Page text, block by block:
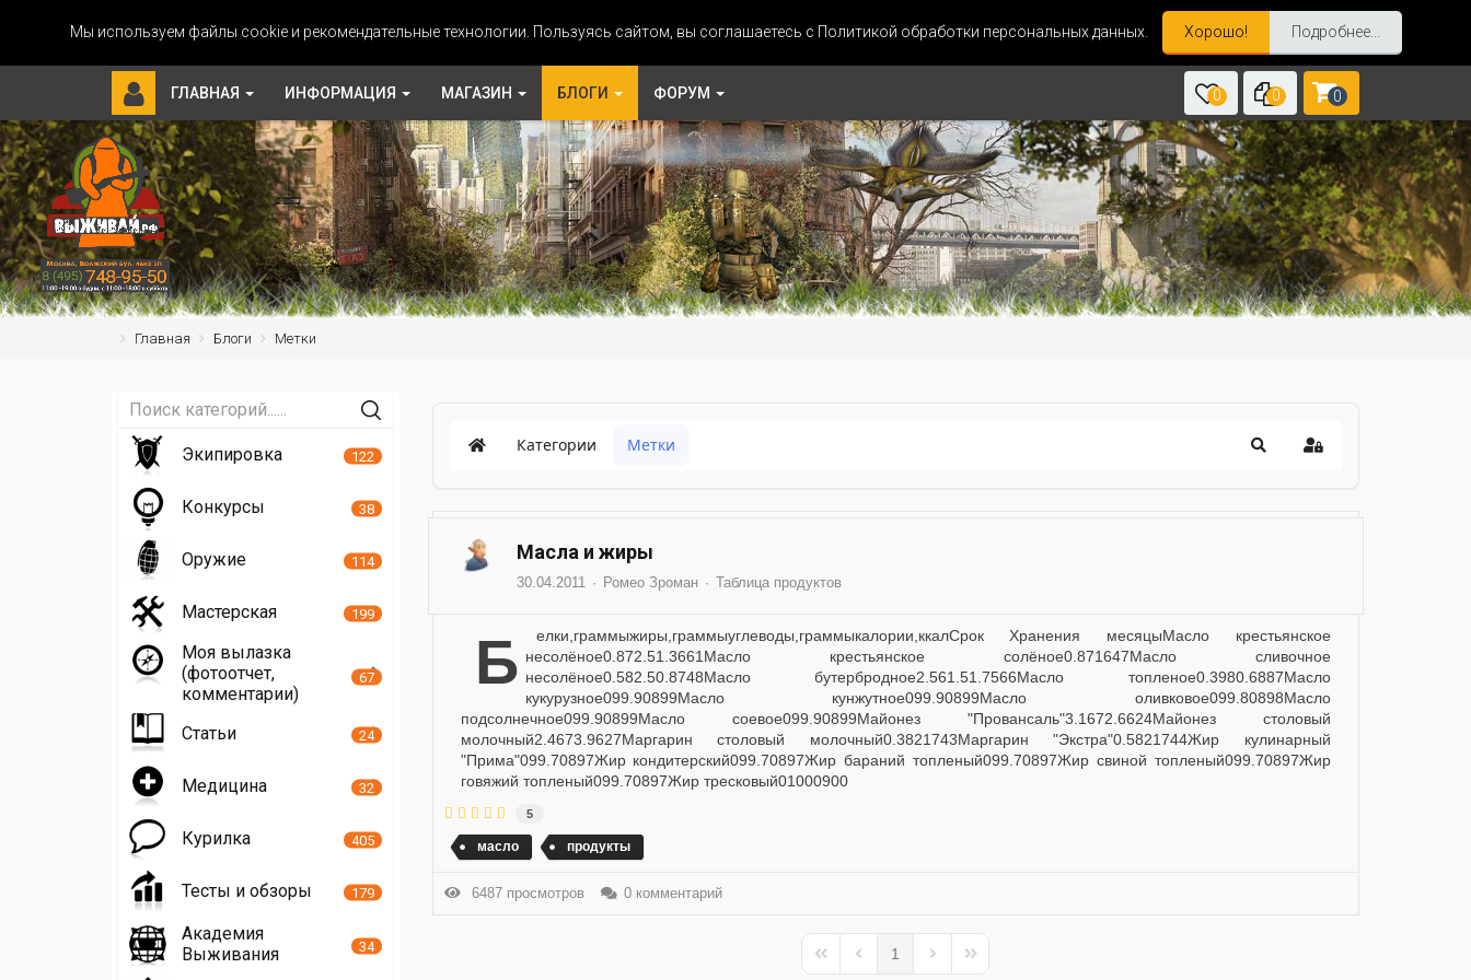
Мы используем файлы cookie и рекомендательные технологии. Пользуясь сайтом, вы соглашаетесь с Политикой обработки персональных данных. Хорошо! Подробнее...
ГЛАВНАЯ ИНФОРМАЦИЯ МАГАЗИН БЛОГИ ФОРУМ 0 0 0
Главная Блоги Метки
Категории Метки
Масла и жиры
30.04.2011 Ромео Зроман Таблица продуктов
белки,граммыжиры,граммыуглеводы,граммыкалории,ккалСрок Хранения месяцыМасло крестьянское несолёное0.872.51.3661Масло крестьянское солёное0.871647Масло сливочное
несолёное0.582.50.8748Масло бутербродное2.561.51.7566Масло топленое0.3980.6887Масло
кукурузное099.90899Масло кунжутное099.90899Масло оливковое099.80898Масло
подсолнечное099.90899Масло соевое099.90899Майонез "Провансаль"3.1672.6624Майонез столовый
молочный2.4673.9627Маргарин столовый молочный0.3821743Маргарин "Экстра"0.5821744Жир кулинарный
"Прима"099.70897Жир кондитерский099.70897Жир бараний топленый099.70897Жир свиной топленый099.70897Жир
говяжий топленый099.70897Жир тресковый01000900
5
масло продукты
6487 просмотров 0 комментарий
First PagePrevious Page
1
Next PageLast Page
Экипировка 122
Конкурсы 38
Оружие 114
Мастерская 199
Моя вылазка
(фотоотчет,
комментарии)
67
Статьи 24
Медицина 32
Курилка 405
Тесты и обзоры 179
Академия
Выживания
34